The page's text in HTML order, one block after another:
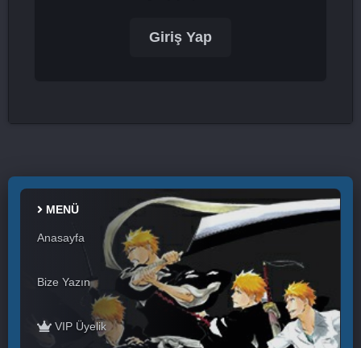
Giriş Yap
MENÜ
Anasayfa
Bize Yazın
VIP Üyelik